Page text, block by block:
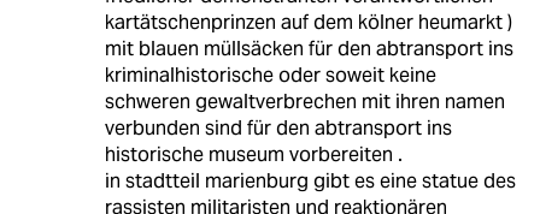
kartätschenprinzen auf dem kölner heumarkt )
mit blauen müllsäcken für den abtransport ins
kriminalhistorische oder soweit keine
schweren gewaltverbrechen mit ihren namen
verbunden sind für den abtransport ins
historische museum vorbereiten .
in stadtteil marienburg gibt es eine statue des
rassisten militaristen und reaktionären